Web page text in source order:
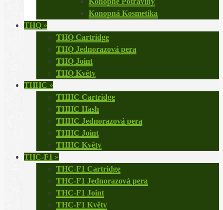
Konopná Kosmetika
THQ »
THQ Cartridge
THQ Jednorazová pera
THQ Joint
THQ Květy
THHC »
THHC Cartridge
THHC Hash
THHC Jednorazová pera
THHC Joint
THHC Květy
THC-F1 »
THC-F1 Cartridge
THC-F1 Jednorazová pera
THC-F1 Joint
THC-F1 Květy